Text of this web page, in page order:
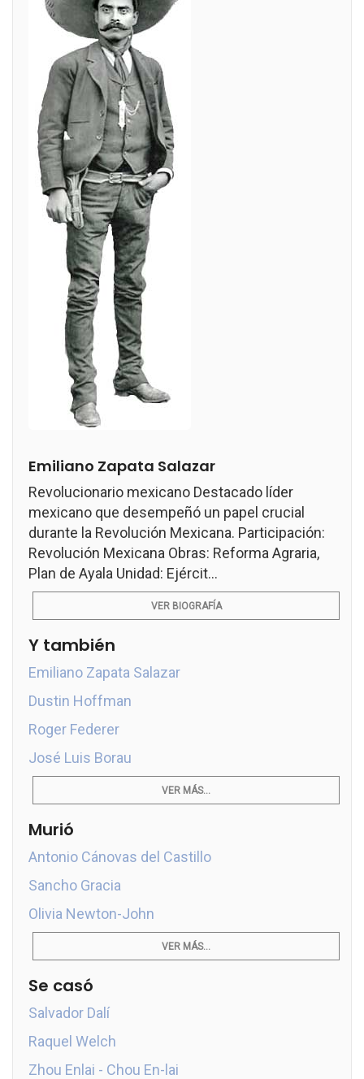
Emiliano Zapata Salazar
Revolucionario mexicano Destacado líder
mexicano que desempeñó un papel crucial
durante la Revolución Mexicana. Participación:
Revolución Mexicana Obras: Reforma Agraria,
Plan de Ayala Unidad: Ejércit...
VER BIOGRAFÍA
Y también
Emiliano Zapata Salazar
Dustin Hoffman
Roger Federer
José Luis Borau
VER MÁS...
Murió
Antonio Cánovas del Castillo
Sancho Gracia
Olivia Newton-John
VER MÁS...
Se casó
Salvador Dalí
Raquel Welch
Zhou Enlai - Chou En-lai